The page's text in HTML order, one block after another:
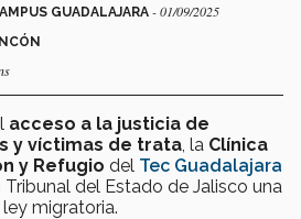
GUADALAJARA - 01/09/2025
acceso a la justicia de
y víctimas de trata , la Clínica
y Refugio del Tec Guadalajara
del Estado de Jalisco una
migratoria.